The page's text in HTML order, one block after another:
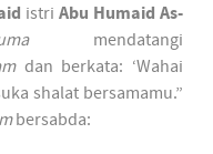
istri Abu Humaid As-
mendatangi
dan berkata: ‘Wahai
shalat bersamamu.”
bersabda: